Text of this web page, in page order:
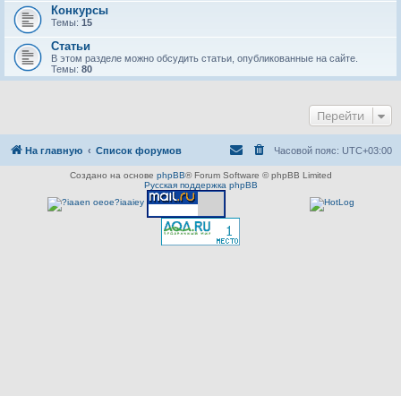
Конкурсы
Темы: 15
Статьи
В этом разделе можно обсудить статьи, опубликованные на сайте.
Темы: 80
Перейти
На главную Список форумов Часовой пояс: UTC+03:00
Создано на основе phpBB® Forum Software © phpBB Limited
Русская поддержка phpBB